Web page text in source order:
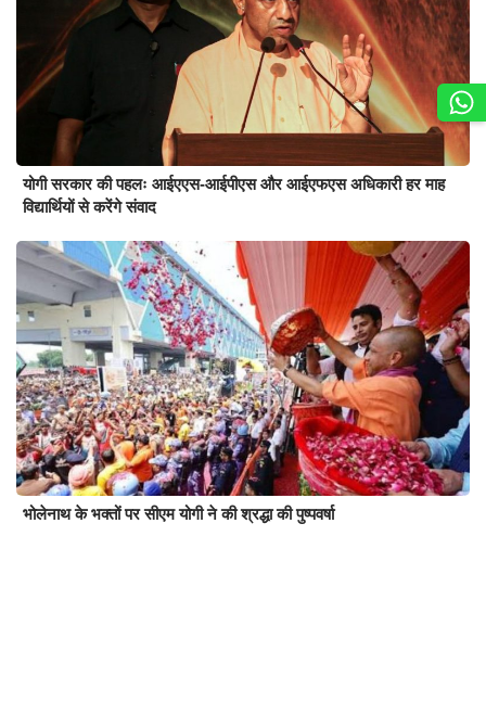
योगी सरकार की पहलः आईएएस-आईपीएस और आईएफएस अधिकारी हर माह
विद्यार्थियों से करेंगे संवाद
भोलेनाथ के भक्तों पर सीएम योगी ने की श्रद्धा की पुष्पवर्षा